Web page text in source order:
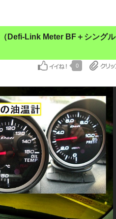
Defi-Link Meter BF＋シングル
0